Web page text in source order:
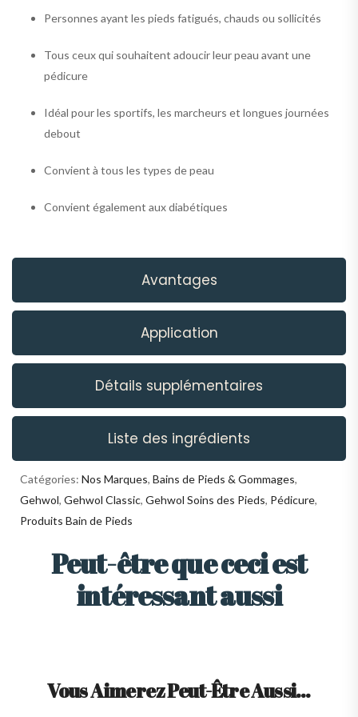
Avantages
Application
Détails supplémentaires
Liste des ingrédients
Personnes ayant les pieds fatigués, chauds ou sollicités
Tous ceux qui souhaitent adoucir leur peau avant une
pédicure
Idéal pour les sportifs, les marcheurs et longues journées
debout
Convient à tous les types de peau
Convient également aux diabétiques
Catégories: Nos Marques, Bains de Pieds & Gommages,
Gehwol, Gehwol Classic, Gehwol Soins des Pieds, Pédicure,
Produits Bain de Pieds
Peut-être que ceci est
intéressant aussi
Vous Aimerez Peut-Être Aussi…